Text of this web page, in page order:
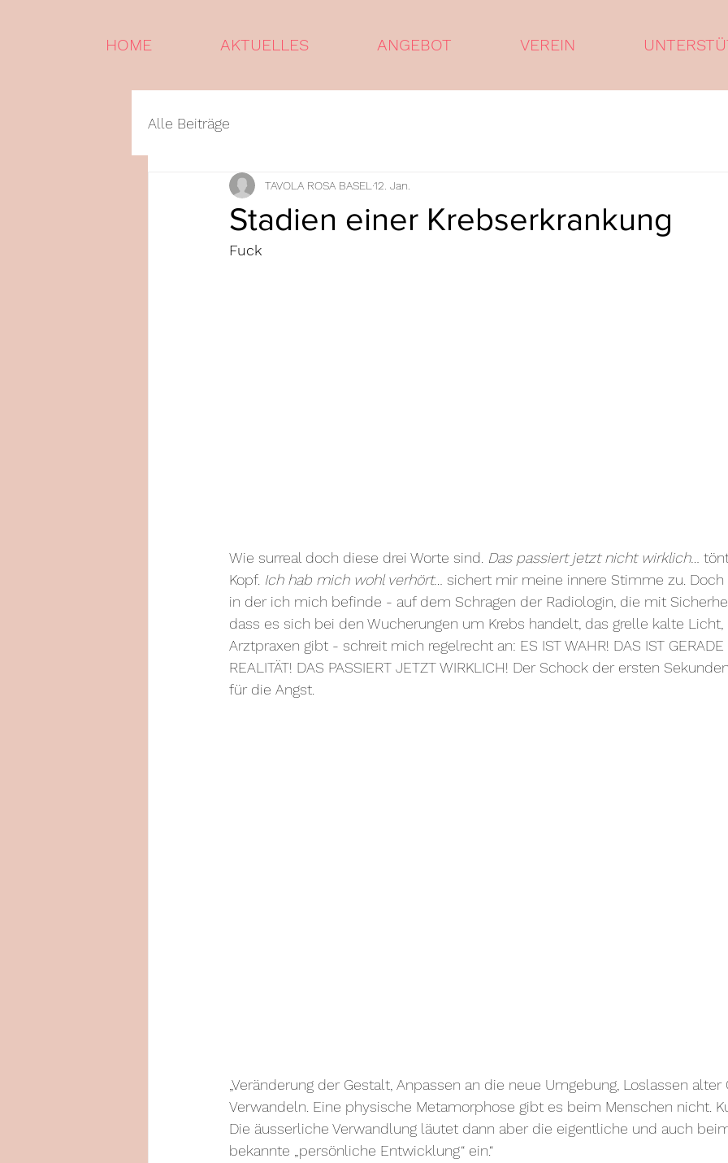
HOME AKTUELLES ANGEBOT VEREIN
Alle Beiträge
Stadien einer Krebserkrankung
TAVOLA ROSA BASEL 12. Jan.
Fuck
Wie surreal doch diese drei Worte sind. Das passiert jetzt nicht wirklich…
Kopf. Ich hab mich wohl verhört… sichert mir meine innere Stimme zu. Doch
in der ich mich befinde - auf dem Schragen der Radiologin, die mit
dass es sich bei den Wucherungen um Krebs handelt, das grelle kalte Licht,
Arztpraxen gibt - schreit mich regelrecht an: ES IST WAHR! DAS IST GERADE
REALITÄT! DAS PASSIERT JETZT WIRKLICH! Der Schock der ersten
für die Angst.
„Veränderung der Gestalt, Anpassen an die neue Umgebung, Loslassen alter
Verwandeln. Eine physische Metamorphose gibt es beim Menschen nicht.
Die äusserliche Verwandlung läutet dann aber die eigentliche und auch
bekannte „persönliche Entwicklung“ ein.“